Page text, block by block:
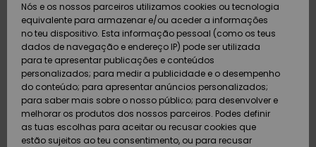
Calçado e
chinelos
Surfe/água
Snow
Calçado e
chinelos
Surfe/água
Neve
Highlights
Snow
SURF
Highlights
Community
SNOW
Criança
Snow Shop
Feminino
Highlights
DUPLA
PROMO
Outlet
Mulher
Pagamento
Cartão
presente
Quiksilver
Freedom
Nós e os nossos parceiros utilizamos cookies ou tecnologia
equivalente para armazenar e/ou aceder a informações
no teu dispositivo. Esta informação pessoal (como os teus
dados de navegação e endereço IP) pode ser utilizada
para te apresentar publicações e conteúdos
personalizados; para medir a publicidade e o desempenho
do conteúdo; para apresentar anúncios personalizados;
para saber mais sobre o nosso público; para desenvolver e
melhorar os produtos dos nossos parceiros. Podes definir
as tuas escolhas para aceitar ou recusar cookies que
estão sujeitos ao teu consentimento, ou para recusar